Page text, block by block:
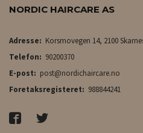
NORDIC HAIRCARE AS
Adresse: Korsmovegen 14, 2100
Telefon: 90200370
E-post: post@nordichaircare.no
Foretaksregisteret: 988844241